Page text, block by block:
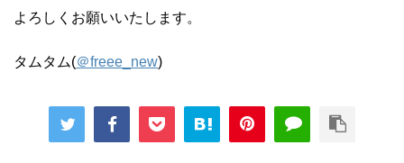
よろしくお願いいたします。
タムタム(＠freee_new)